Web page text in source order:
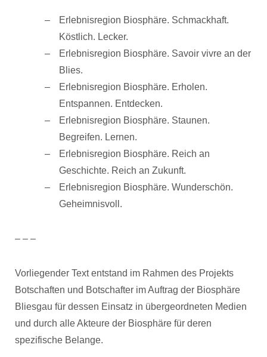
Erlebnisregion Biosphäre. Schmackhaft.
Köstlich. Lecker.
Erlebnisregion Biosphäre. Savoir vivre an der
Blies.
Erlebnisregion Biosphäre. Erholen.
Entspannen. Entdecken.
Erlebnisregion Biosphäre. Staunen.
Begreifen. Lernen.
Erlebnisregion Biosphäre. Reich an
Geschichte. Reich an Zukunft.
Erlebnisregion Biosphäre. Wunderschön.
Geheimnisvoll.
– – –
Vorliegender Text entstand im Rahmen des Projekts
Botschaften und Botschafter im Auftrag der Biosphäre
Bliesgau für dessen Einsatz in übergeordneten Medien
und durch alle Akteure der Biosphäre für deren
spezifische Belange.